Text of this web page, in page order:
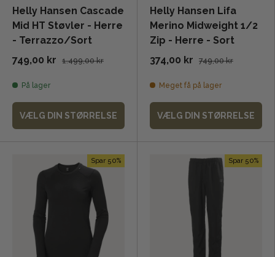
Helly Hansen Cascade
Mid HT Støvler - Herre
- Terrazzo/Sort
749,00 kr
1.499,00 kr
På lager
VÆLG DIN STØRRELSE
Helly Hansen Lifa
Merino Midweight 1/2
Zip - Herre - Sort
374,00 kr
749,00 kr
Meget få på lager
VÆLG DIN STØRRELSE
Spar 50% Spar 50%